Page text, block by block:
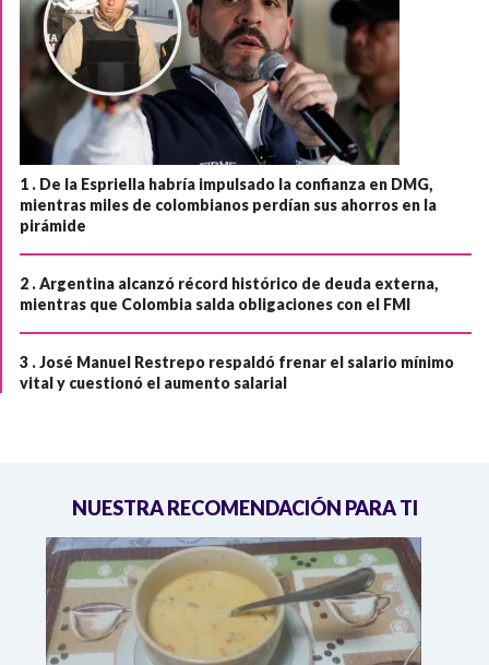
1 . De la Espriella habría impulsado la confianza en DMG,
mientras miles de colombianos perdían sus ahorros en la
pirámide
2 .Argentina alcanzó récord histórico de deuda externa,
mientras que Colombia salda obligaciones con el FMI
3 .José Manuel Restrepo respaldó frenar el salario mínimo
vital y cuestionó el aumento salarial
NUESTRA RECOMENDACIÓN PARA TI